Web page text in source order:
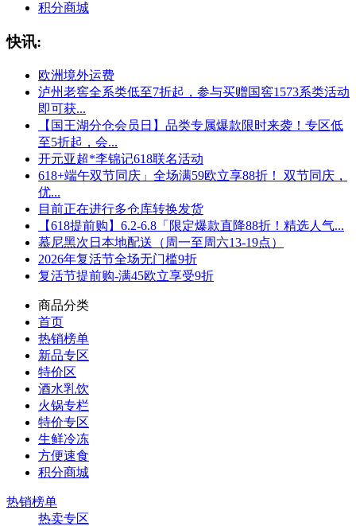
积分商城
快讯:
欧洲境外运费
泸州老窖全系类低至7折起，参与买赠国窖1573系类活动
即可获...
【国王湖分仓会员日】品类专属爆款限时来袭！专区低
至5折起，会...
开元亚超*李锦记618联名活动
618+端午双节同庆」全场满59欧立享88折！ 双节同庆，
优...
目前正在进行多仓库转换发货
【618提前购】6.2-6.8「限定爆款直降88折！精选人气...
慕尼黑次日本地配送（周一至周六13-19点）
2026年复活节全场无门槛9折
复活节提前购-满45欧立享受9折
商品分类
首页
热销榜单
新品专区
特价区
酒水乳饮
火锅专栏
特价专区
生鲜冷冻
方便速食
积分商城
热销榜单
热卖专区